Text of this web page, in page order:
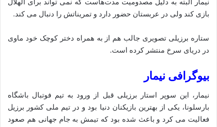
نیمار البته به دلیل مصدومیت مدت‌هاست که نمی‌ تواند برای الهلال
بازی کند ولی در عربستان حضور دارد و تمریناتش را دنبال می‌ کند.
ستاره برزیلی تصویری جالب هم از به همراه دختر کوچک خود ماوی
در دریای سرخ منتشر کرده است.
بیوگرافی نیمار
نیمار، این سوپر استار برزیلی قبل از ورود به تیم فوتبال باشگاه
بارسلونا، یکی از بهترین بازیکنان دنیا بود و در تیم ملی کشور برزیل
فعالیت می کرد و باعث شده‌ بود که تیمش به جام جهانی هم صعود